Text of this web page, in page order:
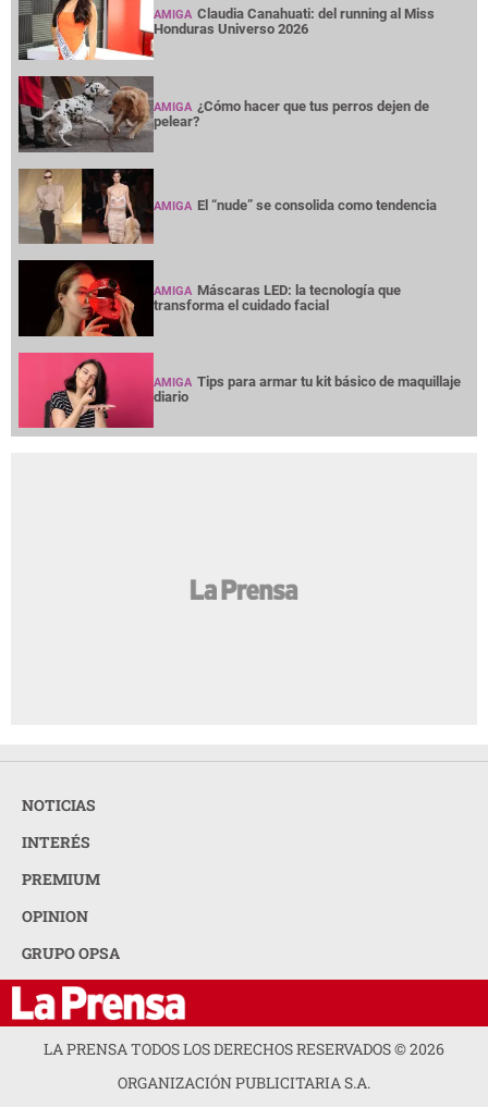
AMIGA Claudia Canahuati: del running al Miss
Honduras Universo 2026
AMIGA ¿Cómo hacer que tus perros dejen de
pelear?
AMIGA El “nude” se consolida como tendencia
AMIGA Máscaras LED: la tecnología que
transforma el cuidado facial
AMIGA Tips para armar tu kit básico de maquillaje
diario
NOTICIAS
INTERÉS
PREMIUM
OPINION
GRUPO OPSA
LA PRENSA TODOS LOS DERECHOS RESERVADOS ©2026
ORGANIZACIÓN PUBLICITARIA S.A.